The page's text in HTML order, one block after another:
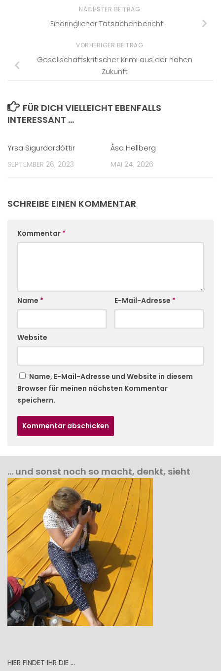
NÄCHSTER BEITRAG
Eindringlicher Tatsachenbericht
VORHERIGER BEITRAG
Gesellschaftskritischer Krimi aus der nahen
Zukunft
FÜR DICH VIELLEICHT EBENFALLS
INTERESSANT …
Yrsa Sigurdardóttir
SEPTEMBER 26, 2023
Åsa Hellberg
MAI 24, 2026
SCHREIBE EINEN KOMMENTAR
Kommentar *
Name * E-Mail-Adresse *
Website
Name, E-Mail-Adresse und Website in diesem
Browser für meinen nächsten Kommentar
speichern.
… und sonst noch so macht, denkt, sieht
HIER FINDET IHR DIE …